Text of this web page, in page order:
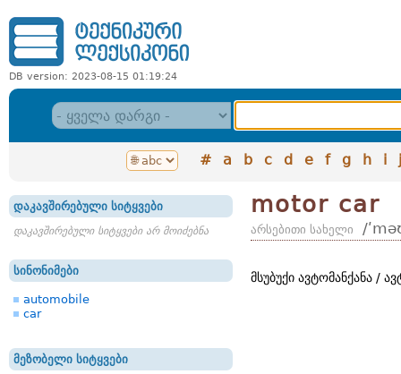
DB version: 2023-08-15 01:19:24
# a b c d e f g h i j
დაკავშირებული სიტყვები
დაკავშირებული სიტყვები არ მოიძებნა
სინონიმები
automobile
car
მეზობელი სიტყვები
motor car
არსებითი სახელი /
მსუბუქი ავტომანქანა /